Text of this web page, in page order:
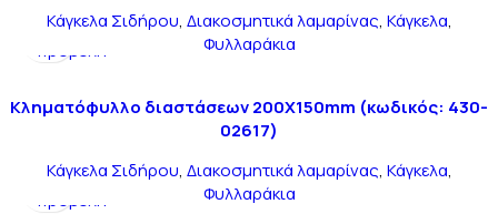
Κάγκελα Σιδήρου, Διακοσμητικά λαμαρίνας, Κάγκελα,
Φυλλαράκια
Γρήγορη
προβολή
Kληματόφυλλο διαστάσεων 200Χ150mm (κωδικός: 430-
02617)
Κάγκελα Σιδήρου, Διακοσμητικά λαμαρίνας, Κάγκελα,
Φυλλαράκια
Γρήγορη
προβολή